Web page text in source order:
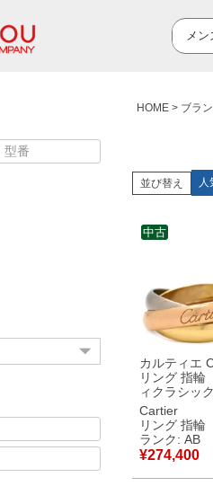
HOME ブラ
並び替え 人
カルティエ
リング 指輪
ィクラシッ
トゴールド×
ゴールド×
ルド
カラー 3ゴ
18K 750 8号 【中
古】中古品
Cartier
リング 指輪
ランク: AB
¥274,400
中古